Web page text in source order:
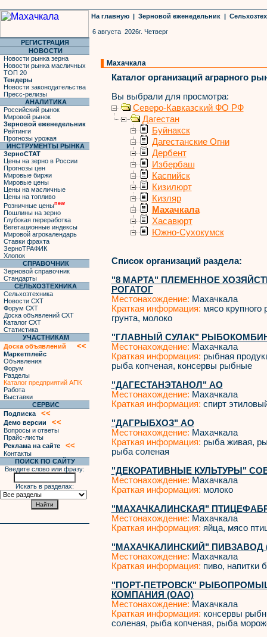
На главную | Зерновой еженедельник |
6 августа 2026г. Четверг
РЕГИСТРАЦИЯ
НОВОСТИ
Новости рынка зерна
Новости рынка масличных
ТОП 20
Тендеры
Новости законодательства
Пресс-релизы
АНАЛИТИКА
Российский рынок
Мировой рынок
Зерновой еженедельник
Рейтинги
Прогнозы урожая
ИНСТРУМЕНТЫ РЫНКА
ЗерноСТАТ
Цены на зерно в России
Прогнозы цен
Мировые биржи
Мировые цены
Цены на масличные
Цены на топливо
Розничные ценыnew
Пошлины на зерно
Глубокая переработка
Вегетационные индексы
Мировой агрокалендарь
Ставки фрахта
ЗерноТРАФИК
Хлопок
СПРАВОЧНИК
Зерновой справочник
Стандарты
СЕЛЬХОЗТЕХНИКА
Сельхозтехника
Новости СХТ
Форум СХТ
Доска объявлений СХТ
Каталог СХТ
Статистика
УЧАСТНИКАМ
Доска объявлений
<<
Маркетплейс
Объявления
Форум
Разделы
Каталог предприятий АПК
Работа
Выставки
СЕРВИС
Подписка
<<
Демо версии <<
Вопросы и ответы
Прайс-листы
Реклама на сайте
<<
Контакты
ПОИСК ПО САЙТУ
Введите слово или фразу:
Искать в разделах:
Махачкала
Каталог организаций аграрного
Вы выбрали для просмотра:
Северо-Кавказский ФО РФ
Дагестан
Буйнакск
Дагестанские Огни
Дербент
Избербаш
Каспийск
Кизилюрт
Кизляр
Махачкала
Хасавюрт
Южно-Сухокумск
Список организаций раздела:
"8 МАРТА" ПЛЕМЕННОЕ
РОГАТОГ
Местонахождение: Махачкала
Краткая информация: мясо крупного
грунта, молоко
"ГЛАВНЫЙ СУЛАК"
Местонахождение: Махачкала
Краткая информация: рыбная
рыба копченая, консервы рыбные
"ДАГЕСТАНЭТАНОЛ" АО
Местонахождение: Махачкала
Краткая информация: спирт
"ДАГРЫБХОЗ" АО
Местонахождение: Махачкала
Краткая информация: рыба живая,
рыба соленая
"ДЕКОРАТИВНЫЕ КУЛЬТУРЫ"
Местонахождение: Махачкала
Краткая информация: молоко
"МАХАЧКАЛИНСКАЯ"
Местонахождение: Махачкала
Краткая информация: яйца, мясо
"МАХАЧКАЛИНСКИЙ" ПИВЗАВОД
Местонахождение: Махачкала
Краткая информация: пиво, напитки
"ПОРТ-ПЕТРОВСК"
КОМПАНИЯ (ОАО)
Местонахождение: Махачкала
Краткая информация: консервы
соленая, рыба копченая, рыба